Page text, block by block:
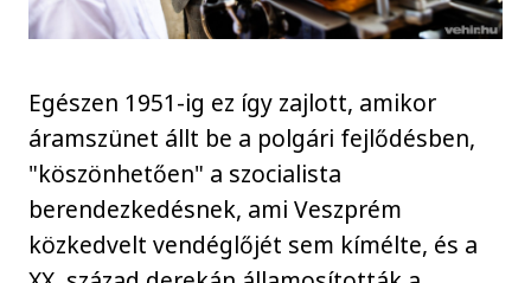
Egészen 1951-ig ez így zajlott, amikor
áramszünet állt be a polgári fejlődésben,
"köszönhetően" a szocialista
berendezkedésnek, ami Veszprém
közkedvelt vendéglőjét sem kímélte, és a